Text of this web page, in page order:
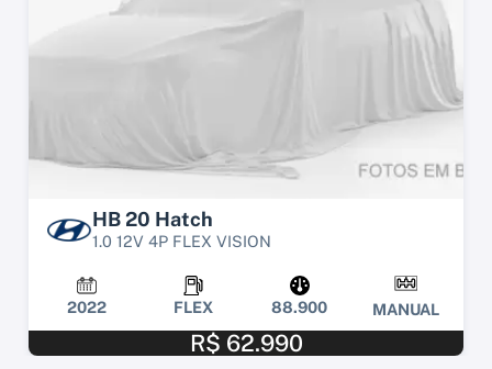
HB 20 Hatch
1.0 12V 4P FLEX VISION
2022 FLEX 88.900 MANUAL
R$ 62.990